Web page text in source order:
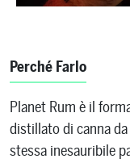
Perché Farlo
Planet Rum è il
distillato di canna
stessa inesauribile